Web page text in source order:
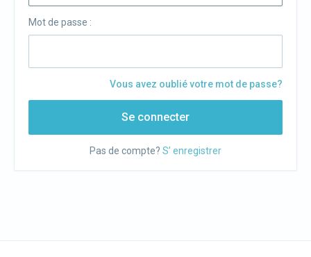
Mot de passe :
Vous avez oublié votre mot de passe?
Se connecter
Pas de compte? S’ enregistrer